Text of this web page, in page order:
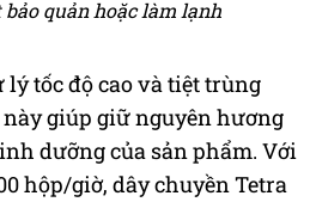
quản hoặc làm lạnh
lý tốc độ cao và tiệt trùng
giúp giữ nguyên hương
dưỡng của sản phẩm. Với
hộp/giờ, dây chuyền Tetra